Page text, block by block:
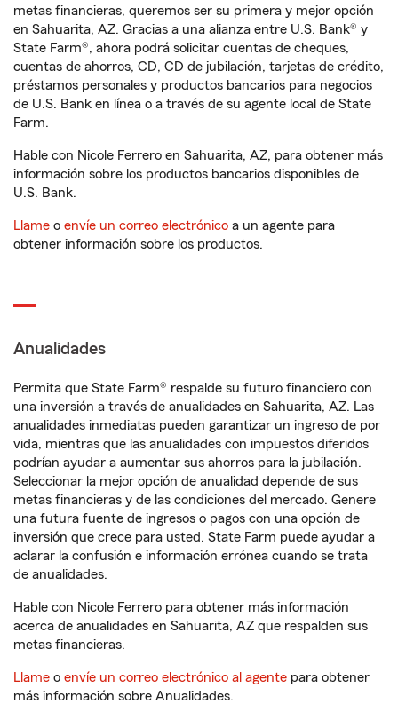
metas financieras, queremos ser su primera y mejor opción
en Sahuarita, AZ. Gracias a una alianza entre U.S. Bank® y
State Farm®, ahora podrá solicitar cuentas de cheques,
cuentas de ahorros, CD, CD de jubilación, tarjetas de crédito,
préstamos personales y productos bancarios para negocios
de U.S. Bank en línea o a través de su agente local de State
Farm.
Hable con Nicole Ferrero en Sahuarita, AZ, para obtener más
información sobre los productos bancarios disponibles de
U.S. Bank.
Llame o envíe un correo electrónico a un agente para
obtener información sobre los productos.
Anualidades
Permita que State Farm® respalde su futuro financiero con
una inversión a través de anualidades en Sahuarita, AZ. Las
anualidades inmediatas pueden garantizar un ingreso de por
vida, mientras que las anualidades con impuestos diferidos
podrían ayudar a aumentar sus ahorros para la jubilación.
Seleccionar la mejor opción de anualidad depende de sus
metas financieras y de las condiciones del mercado. Genere
una futura fuente de ingresos o pagos con una opción de
inversión que crece para usted. State Farm puede ayudar a
aclarar la confusión e información errónea cuando se trata
de anualidades.
Hable con Nicole Ferrero para obtener más información
acerca de anualidades en Sahuarita, AZ que respalden sus
metas financieras.
Llame o envíe un correo electrónico al agente para obtener
más información sobre Anualidades.